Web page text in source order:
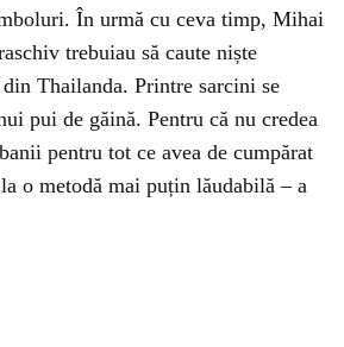
În urmă cu ceva timp, Mihai
trebuiau să caute niște
Thailanda. Printre sarcini se
pui de găină. Pentru că nu credea
pentru tot ce avea de cumpărat
o metodă mai puțin lăudabilă – a